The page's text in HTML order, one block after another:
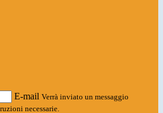
E-mail Verrà inviato un messaggio
necessarie.